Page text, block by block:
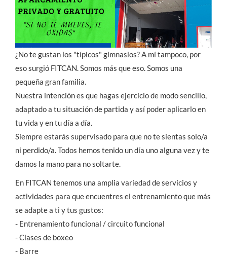
¿No te gustan los "típicos" gimnasios? A mí tampoco, por
eso surgió FITCAN. Somos más que eso. Somos una
pequeña gran familia.
Nuestra intención es que hagas ejercicio de modo sencillo,
adaptado a tu situación de partida y así poder aplicarlo en
tu vida y en tu día a día.
Siempre estarás supervisado para que no te sientas solo/a
ni perdido/a. Todos hemos tenido un día uno alguna vez y te
damos la mano para no soltarte.
En FITCAN tenemos una amplia variedad de servicios y
actividades para que encuentres el entrenamiento que más
se adapte a ti y tus gustos:
- Entrenamiento funcional / circuito funcional
- Clases de boxeo
- Barre